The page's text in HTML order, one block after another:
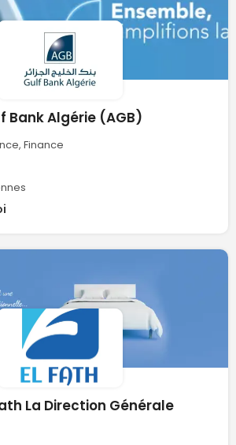
Bank Algérie (AGB)
Finance
La Direction Générale